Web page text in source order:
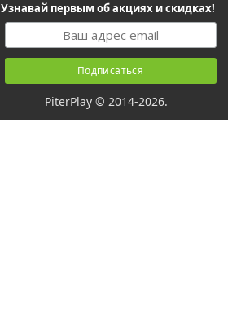
Узнавай первым об акциях и скидках!
PiterPlay © 2014-2026.